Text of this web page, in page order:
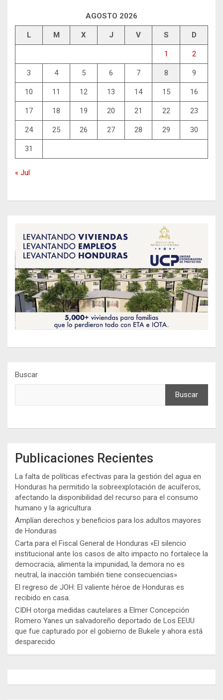
AGOSTO 2026
L M X J V S D
1 2
3 4 5 6 7 8 9
10 11 12 13 14 15 16
17 18 19 20 21 22 23
24 25 26 27 28 29 30
31
« Jul
Buscar
Buscar
Publicaciones Recientes
La falta de políticas efectivas para la gestión del agua en
Honduras ha permitido la sobreexplotación de acuíferos,
afectando la disponibilidad del recurso para el consumo
humano y la agricultura
Amplían derechos y beneficios para los adultos mayores
de Honduras
Carta para el Fiscal General de Honduras «El silencio
institucional ante los casos de alto impacto no fortalece la
democracia, alimenta la impunidad, la demora no es
neutral, la inacción también tiene consecuencias»
El regreso de JOH: El valiente héroe de Honduras es
recibido en casa.
CIDH otorga medidas cautelares a Elmer Concepción
Romero Yanes un salvadoreño deportado de Los EEUU
que fue capturado por el gobierno de Bukele y ahora está
desparecido